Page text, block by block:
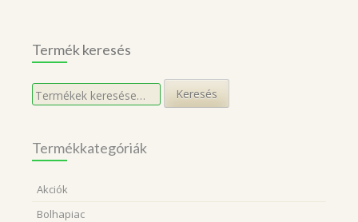
Termék keresés
Keresés
a
Keresés
Termékkategóriák
Akciók
Bolhapiac